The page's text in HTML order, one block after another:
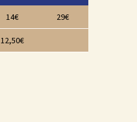
14€ 29€
12,50€